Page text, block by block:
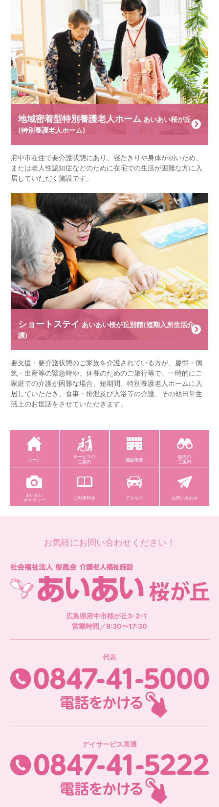
地域密着型特別養護老人ホーム あいあい桜が丘
(特別養護老人ホーム)
府中市在住で要介護状態にあり、寝たきりや身体が弱いため、
または老人性認知症などのために在宅での生活が困難な方に入
居していただく施設です。
ショートステイ あいあい桜が丘別館(短期入所生活介
護)
要支援・要介護状態のご家族を介護されている方が、慶弔・病
気・出産等の緊急時や、休養のためのご旅行等で、一時的にご
家庭での介護が困難な場合、短期間、特別養護老人ホームに入
居していただき、食事・排泄及び入浴等の介護、その他日常生
活上のお世話をさせていただきます。
ホーム
サービスの
ご案内
施設概要
館内の
ご案内
あいあい
ギャラリー
ご利用料金 アクセス お問い合わせ
お気軽にお問い合わせください！
広島県府中市桜が丘3-2-1
営業時間／8:30〜17:30
代表
デイサービス直通